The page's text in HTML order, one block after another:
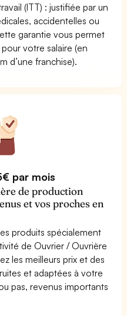
(ITT) : justifiée par un
accidentelles ou
garantie vous permet
votre salaire (en
d’une franchise).
par mois
de production
et vos proches en
produits spécialement
de Ouvrier / Ouvrière
les meilleurs prix et des
et adaptées à votre
pas, revenus importants